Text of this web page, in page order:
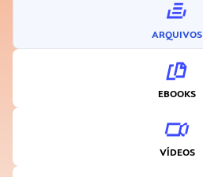
ARQUIVOS
EBOOKS
VÍDEOS